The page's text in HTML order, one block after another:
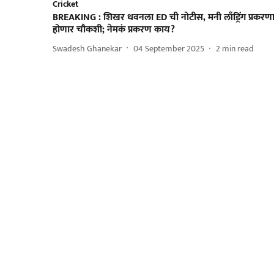
Cricket
BREAKING : शिखर धवनला ED ची नोटीस, मनी लाँड्रिंग
होणार चौकशी; नेमकं प्रकरण काय?
Swadesh Ghanekar 04 September 2025 2min read